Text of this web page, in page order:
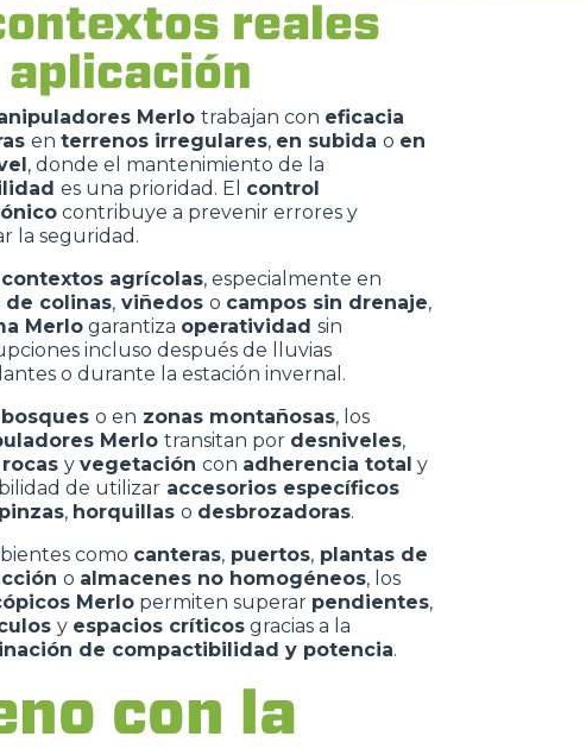
reales
aplicación
Merlo trabajan con eficacia
en terrenos irregulares, en subida o en
, donde el mantenimiento de la
es una prioridad. El control
contribuye a prevenir errores y
la seguridad.
contextos agrícolas, especialmente en
de colinas, viñedos o campos sin drenaje,
Merlo garantiza operatividad sin
incluso después de lluvias
o durante la estación invernal.
bosques o en zonas montañosas, los
Merlo transitan por desniveles,
rocas y vegetación con adherencia total y
de utilizar accesorios específicos
pinzas, horquillas o desbrozadoras.
como canteras, puertos, plantas de
o almacenes no homogéneos, los
Merlo permiten superar pendientes,
y espacios críticos gracias a la
de compactibilidad y potencia.
con la